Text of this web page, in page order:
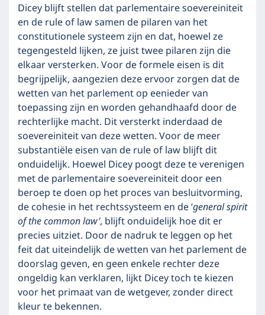
Dicey blijft stellen dat parlementaire soevereiniteit
en de rule of law samen de pilaren van het
constitutionele systeem zijn en dat, hoewel ze
tegengesteld lijken, ze juist twee pilaren zijn die
elkaar versterken. Voor de formele eisen is dit
begrijpelijk, aangezien deze ervoor zorgen dat de
wetten van het parlement op eenieder van
toepassing zijn en worden gehandhaafd door de
rechterlijke macht. Dit versterkt inderdaad de
soevereiniteit van deze wetten. Voor de meer
substantiële eisen van de rule of law blijft dit
onduidelijk. Hoewel Dicey poogt deze te verenigen
met de parlementaire soevereiniteit door een
beroep te doen op het proces van besluitvorming,
de cohesie in het rechtssysteem en de ‘general spirit
of the common law’, blijft onduidelijk hoe dit er
precies uitziet. Door de nadruk te leggen op het
feit dat uiteindelijk de wetten van het parlement de
doorslag geven, en geen enkele rechter deze
ongeldig kan verklaren, lijkt Dicey toch te kiezen
voor het primaat van de wetgever, zonder direct
kleur te bekennen.